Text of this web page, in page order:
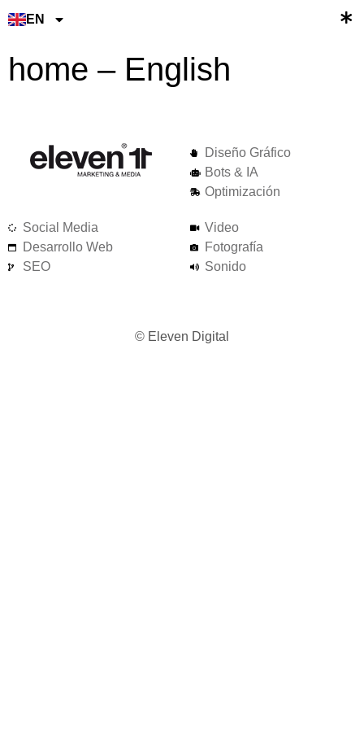
EN
AR
home – English
Diseño Gráfico
Bots & IA
Optimización
Social Media
Desarrollo Web
SEO
Video
Fotografía
Sonido
© Eleven Digital